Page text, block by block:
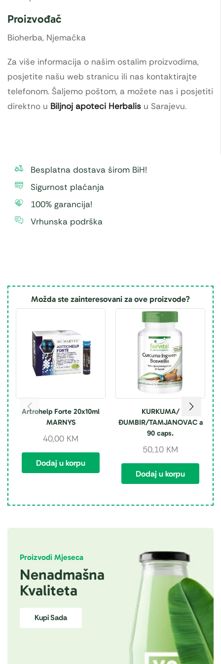
Proizvođač
Bioherba, Njemačka
Za više informacija o našim ostalim proizvodima,
posjetite našu web stranicu ili nas kontaktirajte
telefonom. Šaljemo poštom, a možete nas i posjetiti
direktno u Biljnoj apoteci Herbalis u Sarajevu.
Besplatna dostava širom BiH!
Sigurnost plaćanja
100% garancija!
Vrhunska podrška
Možda ste zainteresovani za ove proizvode?
Artrohelp Forte 20x10ml
MARNYS
40,00 KM
Dodaj u korpu
KURKUMA/
ĐUMBIR/TAMJANOVAC a
90 caps.
50,10 KM
Dodaj u korpu
Proizvodi Mjeseca
Nenadmašna
Kvaliteta
Kupi Sada